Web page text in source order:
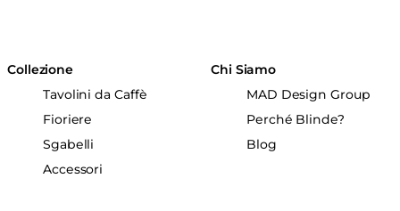
Collezione
Tavolini da Caffè
Fioriere
Sgabelli
Accessori
Chi Siamo
MAD Design Group
Perché Blinde?
Blog